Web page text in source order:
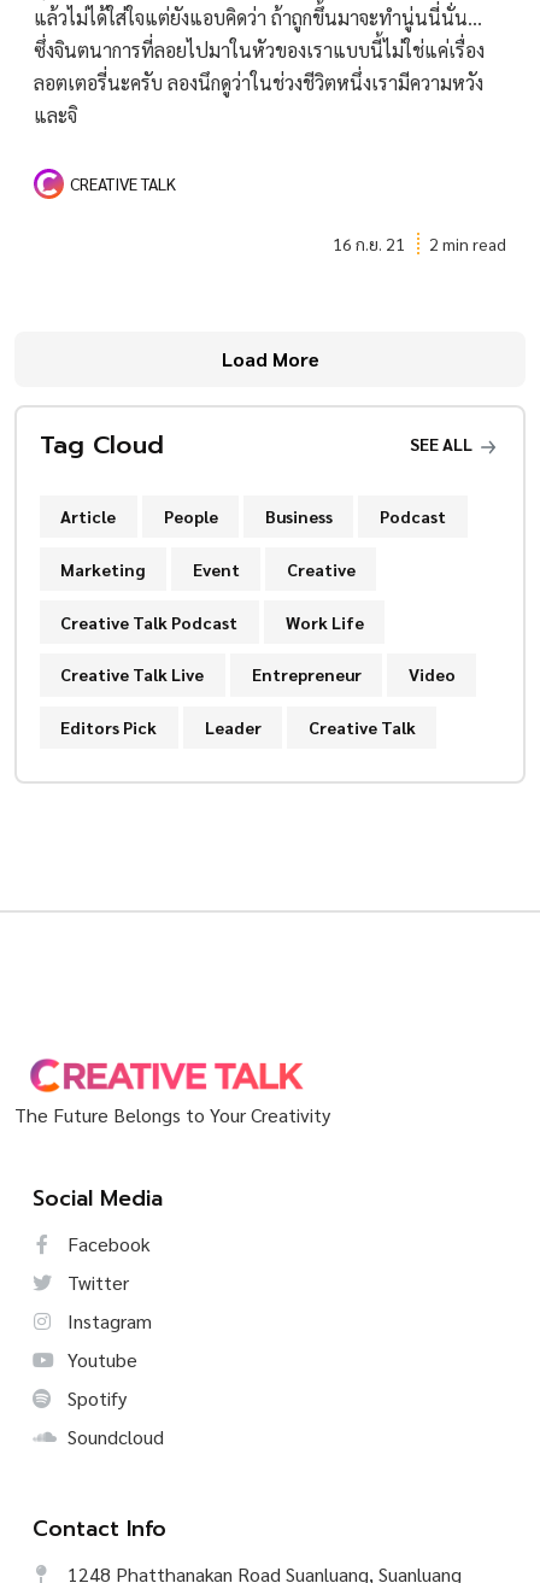
แล้วไม่ได้ใส่ใจแต่ยังแอบคิดว่า ถ้าถูกขึ้นมาจะทำนู่นนี่นั่น…
ซึ่งจินตนาการที่ลอยไปมาในหัวของเราแบบนี้ไม่ใช่แค่เรื่อง
ลอตเตอรี่นะครับ ลองนึกดูว่าในช่วงชีวิตหนึ่งเรามีความหวัง
และจิ
CREATIVE TALK
16 ก.ย. 21 2 min read
Load More
Tag Cloud SEE ALL
Article People Business Podcast
Marketing Event Creative
Creative Talk Podcast Work Life
Creative Talk Live Entrepreneur Video
Editors Pick Leader Creative Talk
The Future Belongs to Your Creativity
Social Media
Facebook
Twitter
Instagram
Youtube
Spotify
Soundcloud
Contact Info
1248 Phatthanakan Road Suanluang, Suanluang